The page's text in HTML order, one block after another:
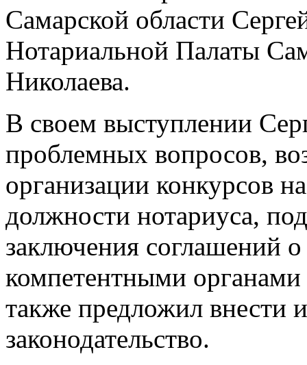
Самарской области
Нотариальной Палаты
Николаева.
В своем выступлении
проблемных вопросов,
организации конкурсов
должности нотариуса,
заключения соглашений
компетентными
также предложил внести
законодательство.